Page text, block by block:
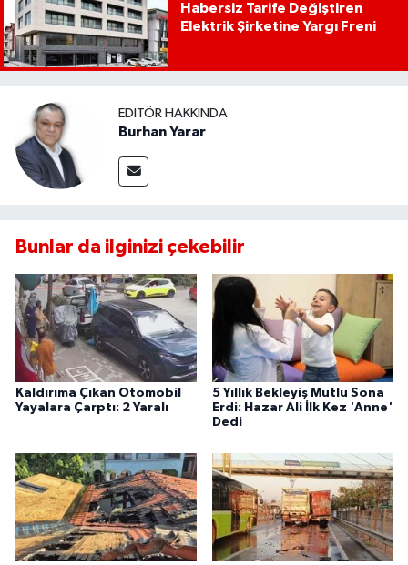
Habersiz Tarife Değiştiren
Elektrik Şirketine Yargı Freni
EDITÖR HAKKINDA
Burhan Yarar
Bunlar da ilginizi çekebilir
Kaldırıma Çıkan Otomobil
Yayalara Çarptı: 2 Yaralı
5 Yıllık Bekleyiş Mutlu Sona
Erdi: Hazar Ali İlk Kez 'Anne'
Dedi